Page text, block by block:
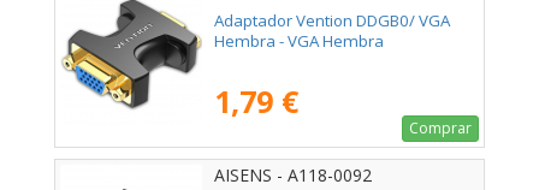
Adaptador Vention DDGB0/ VGA
Hembra - VGA Hembra
1,79 €
Comprar
AISENS - A118-0092